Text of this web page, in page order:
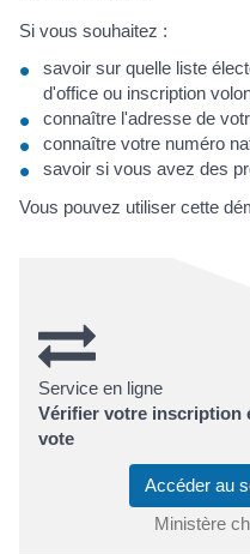
Si vous souhaitez :
savoir sur quelle liste
d'office ou inscription
connaître l'adresse de
connaître votre numéro
savoir si vous avez des
Vous pouvez utiliser cette
Service en ligne
Vérifier votre inscription
vote
Accéder au
Ministère